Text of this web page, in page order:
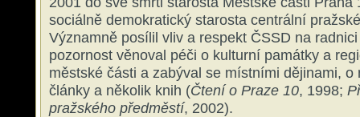
sociálně demokratický starosta centrální
Významně posílil vliv a respekt ČSSD na
pozornost věnoval péči o kulturní památky a
městské části a zabýval se místními dějinami, o
články a několik knih (Čtení o Praze 10, 1998;
pražského předměstí, 2002).